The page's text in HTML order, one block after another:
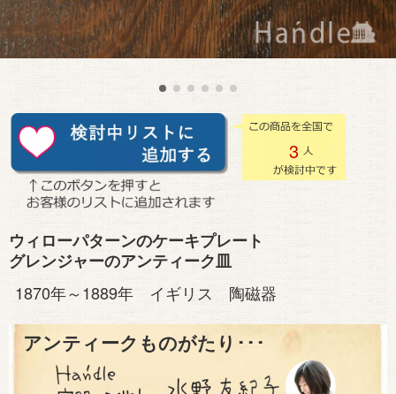
3
ウィローパターンのケーキプレート
グレンジャーのアンティーク皿
1870年～1889年 イギリス 陶磁器
アンティークものがたり･･･